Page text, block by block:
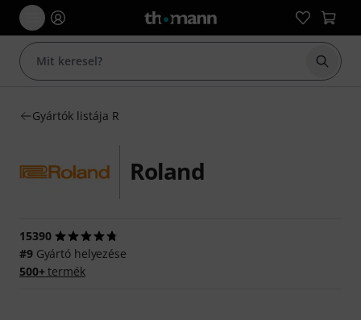
Gyártók listája R
Roland
15390
#9Gyártó helyezése
500+termék